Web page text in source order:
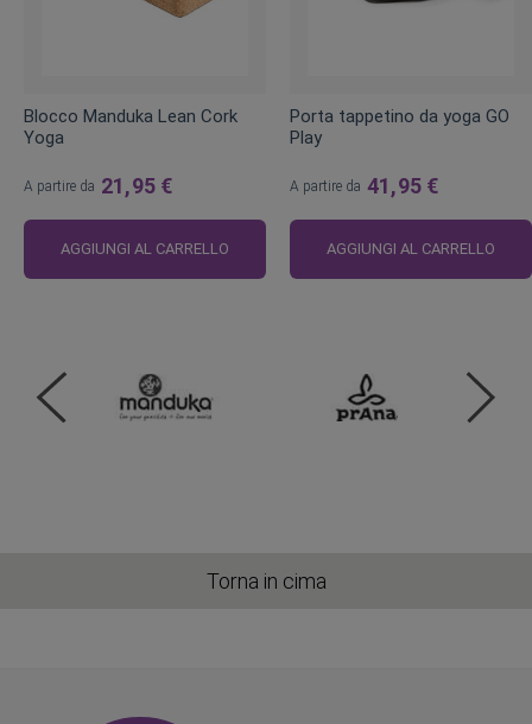
Blocco Manduka Lean Cork
Yoga
A partire da 21,95 €
AGGIUNGI AL CARRELLO
Porta tappetino da yoga GO
Play
A partire da 41,95 €
AGGIUNGI AL CARRELLO
Torna in cima